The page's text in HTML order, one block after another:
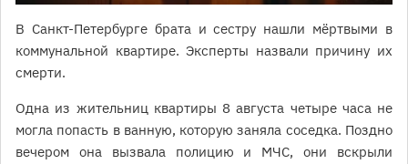
В Санкт-Петербурге брата и сестру нашли мёртвыми в
коммунальной квартире. Эксперты назвали причину их
смерти.
Одна из жительниц квартиры 8 августа четыре часа не
могла попасть в ванную, которую заняла соседка. Поздно
вечером она вызвала полицию и МЧС, они вскрыли